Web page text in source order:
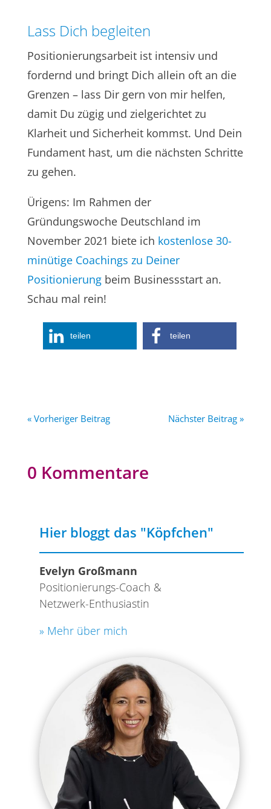
Lass Dich begleiten
Positionierungsarbeit ist intensiv und
fordernd und bringt Dich allein oft an die
Grenzen – lass Dir gern von mir helfen,
damit Du zügig und zielgerichtet zu
Klarheit und Sicherheit kommst. Und Dein
Fundament hast, um die nächsten Schritte
zu gehen.
Ürigens: Im Rahmen der
Gründungswoche Deutschland im
November 2021 biete ich kostenlose 30-
minütige Coachings zu Deiner
Positionierungbeim Businessstart an.
Schau mal rein!
teilen teilen
« Vorheriger Beitrag Nächster Beitrag »
0 Kommentare
Hier bloggt das "Köpfchen"
Evelyn Großmann
Positionierungs-Coach &
Netzwerk-Enthusiastin
» Mehr über mich